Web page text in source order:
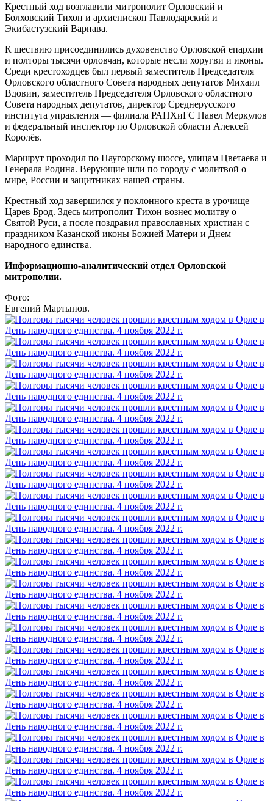
Крестный ход возглавили митрополит Орловский и
Болховский Тихон и архиепископ Павлодарский и
Экибастузский Варнава.
К шествию присоединились духовенство Орловской епархии
и полторы тысячи орловчан, которые несли хоругви и иконы.
Среди крестоходцев был первый заместитель Председателя
Орловского областного Совета народных депутатов Михаил
Вдовин, заместитель Председателя Орловского областного
Совета народных депутатов, директор Среднерусского
института управления — филиала РАНХиГС Павел Меркулов
и федеральный инспектор по Орловской области Алексей
Королёв.
Маршрут проходил по Наугорскому шоссе, улицам Цветаева и
Генерала Родина. Верующие шли по городу с молитвой о
мире, России и защитниках нашей страны.
Крестный ход завершился у поклонного креста в урочище
Царев Брод. Здесь митрополит Тихон вознес молитву о
Святой Руси, а после поздравил православных христиан с
праздником Казанской иконы Божией Матери и Днем
народного единства.
Информационно-аналитический отдел Орловской
митрополии.
Фото:
Евгений Мартынов.